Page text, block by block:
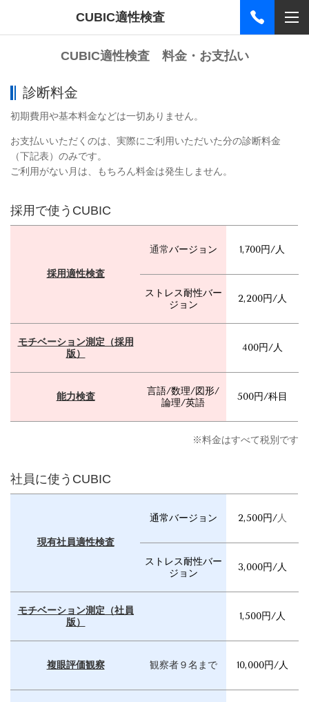
CUBIC適性検査
CUBIC適性検査 料金・お支払い
診断料金
初期費用や基本料金などは一切ありません。
お支払いいただくのは、実際にご利用いただいた分の診断料金
（下記表）のみです。
ご利用がない月は、もちろん料金は発生しません。
採用で使うCUBIC
採用適性検査
通常バージョン 1,700円/人
ストレス耐性バー
ジョン
2,200円/人
モチベーション測定（採用
版）
400円/人
能力検査
言語/数理/図形/
論理/英語
500円/科目
※料金はすべて税別です
社員に使うCUBIC
現有社員適性検査
通常バージョン 2,500円/人
ストレス耐性バー
ジョン
3,000円/人
モチベーション測定（社員
版）
1,500円/人
複眼評価観察 観察者９名まで 10,000円/人